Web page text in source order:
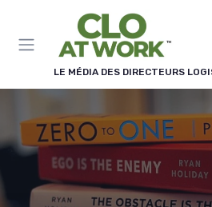
LE MÉDIA DES DIRECTEURS
Panneau de gestion des cookies